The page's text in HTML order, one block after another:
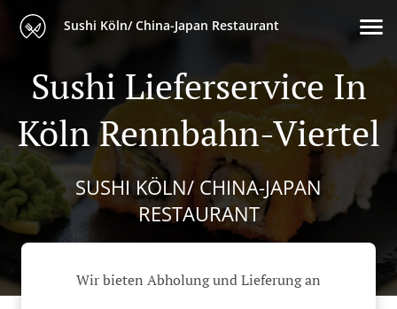
Sushi Köln/ China-Japan Restaurant
Sushi Lieferservice In
Köln Rennbahn-Viertel
SUSHI KÖLN/ CHINA-JAPAN
RESTAURANT
Wir bieten Abholung und Lieferung an